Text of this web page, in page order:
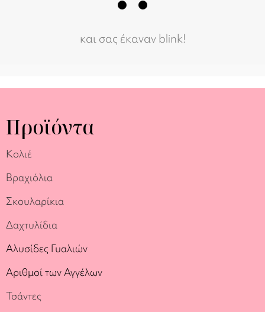
και σας έκαναν blink!
Προϊόντα
Κολιέ
Βραχιόλια
Σκουλαρίκια
Δαχτυλίδια
Αλυσίδες Γυαλιών
Αριθμοί των Αγγέλων
Τσάντες